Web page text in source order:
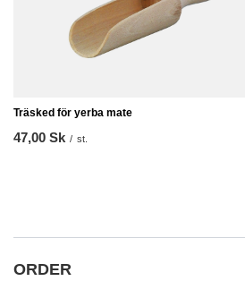
Träsked för yerba mate
47,00 Sk / st.
ORDER